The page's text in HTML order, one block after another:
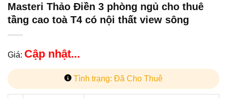
Masteri Thảo Điền 3 phòng ngủ cho thuê
tầng cao toà T4 có nội thất view sông
Giá: Cập nhật...
Tình trạng: Đã Cho Thuê